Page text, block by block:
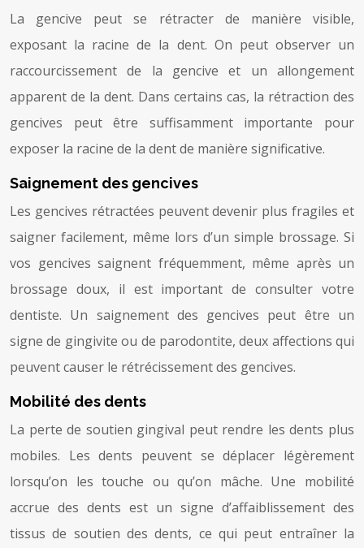
La gencive peut se rétracter de manière visible,
exposant la racine de la dent. On peut observer un
raccourcissement de la gencive et un allongement
apparent de la dent. Dans certains cas, la rétraction des
gencives peut être suffisamment importante pour
exposer la racine de la dent de manière significative.
Saignement des gencives
Les gencives rétractées peuvent devenir plus fragiles et
saigner facilement, même lors d’un simple brossage. Si
vos gencives saignent fréquemment, même après un
brossage doux, il est important de consulter votre
dentiste. Un saignement des gencives peut être un
signe de gingivite ou de parodontite, deux affections qui
peuvent causer le rétrécissement des gencives.
Mobilité des dents
La perte de soutien gingival peut rendre les dents plus
mobiles. Les dents peuvent se déplacer légèrement
lorsqu’on les touche ou qu’on mâche. Une mobilité
accrue des dents est un signe d’affaiblissement des
tissus de soutien des dents, ce qui peut entraîner la